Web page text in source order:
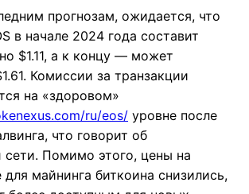
прогнозам, ожидается, что
в начале 2024 года составит
$1.11, а к концу — может
Комиссии за транзакции
на «здоровом»
ru/eos/ уровне после
что говорит об
сети. Помимо этого, цены на
майнинга биткоина снизились,